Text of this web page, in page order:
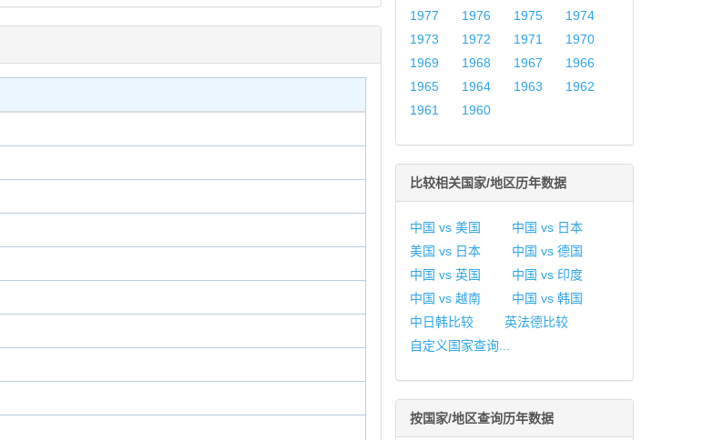
1977
1976 1975
1974
1973
1972 1971
1970
1969
1968 1967
1966
1965
1964 1963
1962
1961
1960
比较相关国家/地区历年数据
中国 vs 美国
中国 vs 日本
美国 vs 日本
中国 vs 德国
中国 vs 英国
中国 vs 印度
中国 vs 越南
中国 vs 韩国
中日韩比较
英法德比较
自定义国家查询...
按国家/地区查询历年数据